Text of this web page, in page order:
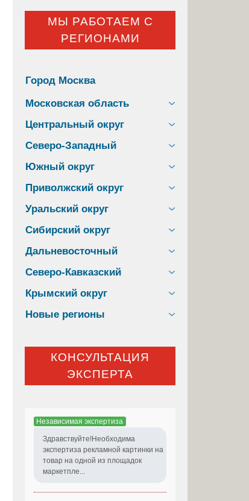
МЫ РАБОТАЕМ С
РЕГИОНАМИ
Город Москва
Московская область
Центральный округ
Северо-Западный
Южный округ
Приволжский округ
Уральский округ
Сибирский округ
Дальневосточный
Северо-Кавказский
Крымский округ
Новые регионы
КОНСУЛЬТАЦИЯ
ЭКСПЕРТА
Независимая экспертиза
Здравствуйте!Необходима
экспертиза рекламной картинки на
товар на одной из площадок
маркетпле...